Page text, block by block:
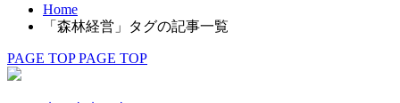
Home
「森林経営」タグの記事一覧
PAGE TOP PAGE TOP